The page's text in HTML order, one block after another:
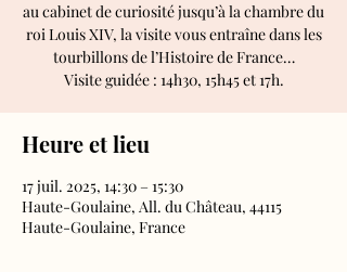
au cabinet de curiosité jusqu’à la chambre du
roi Louis XIV, la visite vous entraîne dans les
tourbillons de l’Histoire de France…
Visite guidée : 14h30, 15h45 et 17h.
Heure et lieu
17 juil. 2025, 14:30 – 15:30
Haute-Goulaine, All. du Château, 44115
Haute-Goulaine, France